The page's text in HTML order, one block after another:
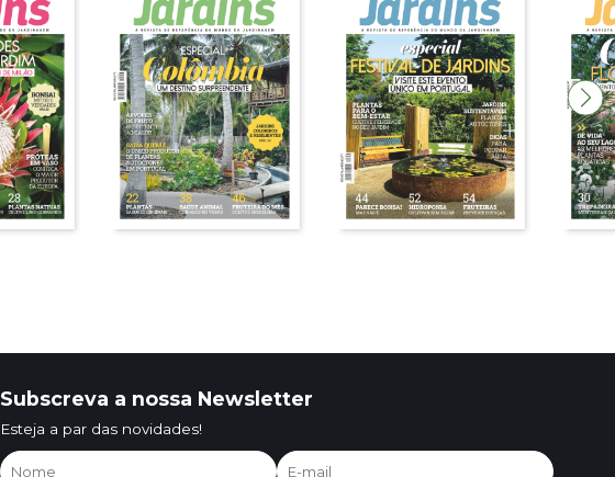
Subscreva a nossa Newsletter
Esteja a par das novidades!